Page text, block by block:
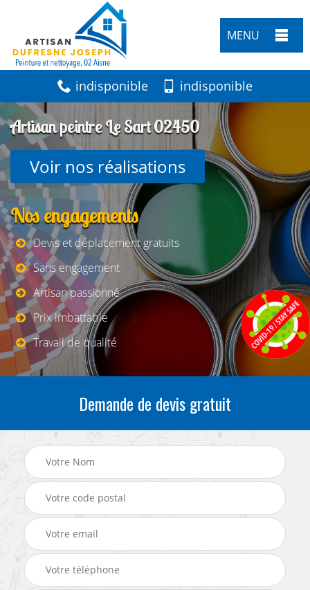
MENU
indisponible indisponible
Artisan peintre Le Sart 02450
Voir nos réalisations
Nos engagements
Devis et déplacement gratuits
Sans engagement
Artisan passionné
Prix imbattable
Travail de qualité
Demande de devis gratuit